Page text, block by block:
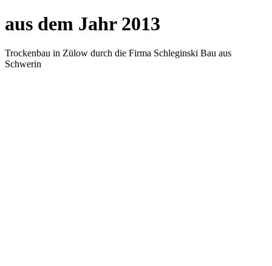
aus dem Jahr 2013
Trockenbau in Zülow durch die Firma Schleginski Bau aus
Schwerin